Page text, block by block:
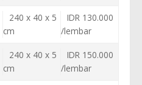
240 x 40 x 5
cm
IDR 130.000
/lembar
240 x 40 x 5
cm
IDR 150.000
/lembar